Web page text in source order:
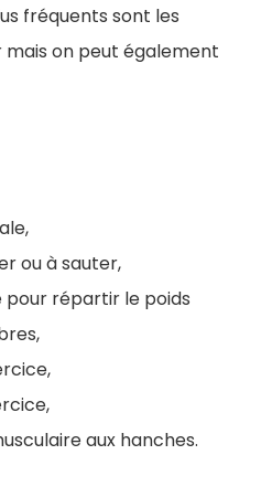
fréquents sont les
on peut également
ou à sauter,
répartir le poids
aux hanches.